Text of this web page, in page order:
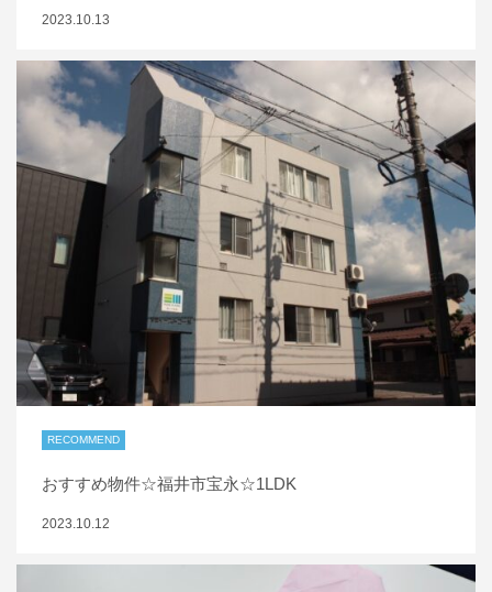
2023.10.13
RECOMMEND
おすすめ物件☆福井市宝永☆1LDK
2023.10.12